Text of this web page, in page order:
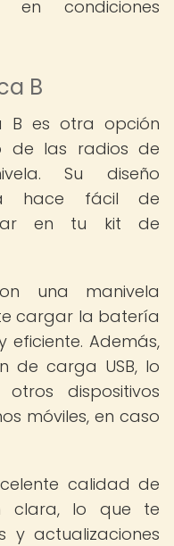
condiciones
B
B es otra opción
de las radios de
Su diseño
hace fácil de
en tu kit de
una manivela
cargar la batería
Además,
de carga USB, lo
dispositivos
móviles, en caso
calidad de
clara, lo que te
y actualizaciones